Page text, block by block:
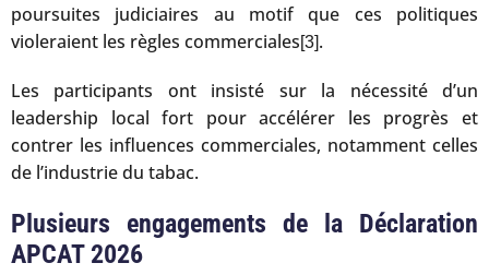
poursuites judiciaires au motif que ces politiques
violeraient les règles commerciales[3].
Les participants ont insisté sur la nécessité d’un
leadership local fort pour accélérer les progrès et
contrer les influences commerciales, notamment celles
de l’industrie du tabac.
Plusieurs engagements de la Déclaration
APCAT 2026